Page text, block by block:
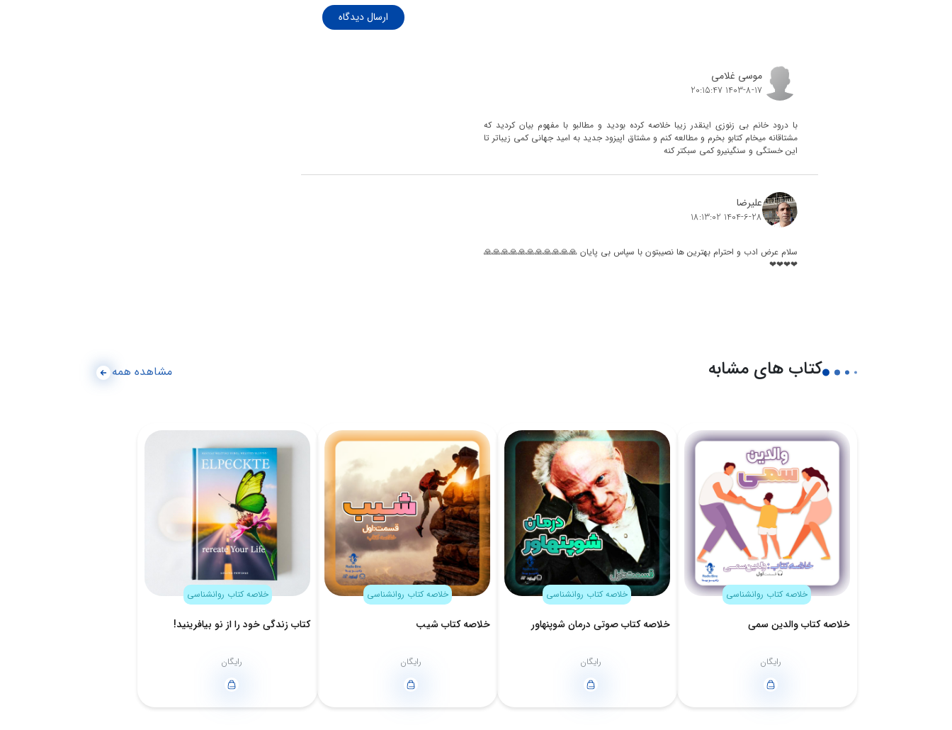
ارسال دیدگاه
موسی غلامی
1403-8-17 20:15:47
با درود خانم بی زنوزی اینقدر زیبا خلاصه کرده بودید و مطالبو با مفهوم بیان کردید که
مشتاقانه میخام کتابو بخرم و مطالعه کنم و مشتاق اپیزود جدید به امید جهانی کمی زیباتر تا
این خستگی و سنگینیرو کمی سبکتر کنه
علیرضا
1404-6-28 18:13:02
سلام عرض ادب و احترام بهترین ها نصیبتون با سپاس بی پایان 🙏🙏🙏🙏🙏🙏🙏🙏🙏🙏🙏
❤❤❤❤
کتاب های مشابه مشاهده همه
خلاصه کتاب روانشناسی
خلاصه کتاب والدین سمی
رایگان
خلاصه کتاب روانشناسی
خلاصه کتاب صوتی درمان شوپنهاور
رایگان
خلاصه کتاب روانشناسی
خلاصه کتاب شیب
رایگان
خلاصه کتاب روانشناسی
کتاب زندگی خود را از نو بیافرینید!
رایگان